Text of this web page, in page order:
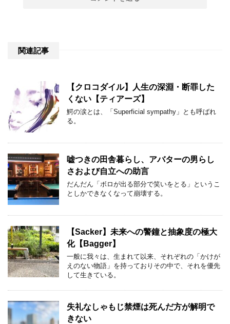
関連記事
【クロコダイル】人生の深淵・断罪した
くない【ティアーズ】
鰐の涙とは、「Superficial sympathy」とも呼ばれ
る。
嘘つきの田舎暮らし、アバターの男らし
さおよび自立への助言
だんだん「ボロが出る部分で笑いをとる」というこ
としかできなくなって崩壊する。
【Sacker】未来への警鐘と抽象度の極大
化【Bagger】
一般に我々は、生まれて以来、それぞれの「かけが
えのない物語」を持っておりその中で、それを優先
して生きている。
失礼なしゃもじ禁煙は死んだ方が解明で
きない